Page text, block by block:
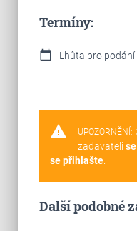
Termíny:
calendar_today Lhůta pro podání
warning UPOZORNĚNÍ:
zadavateli
se přihlašte.
Další podobné